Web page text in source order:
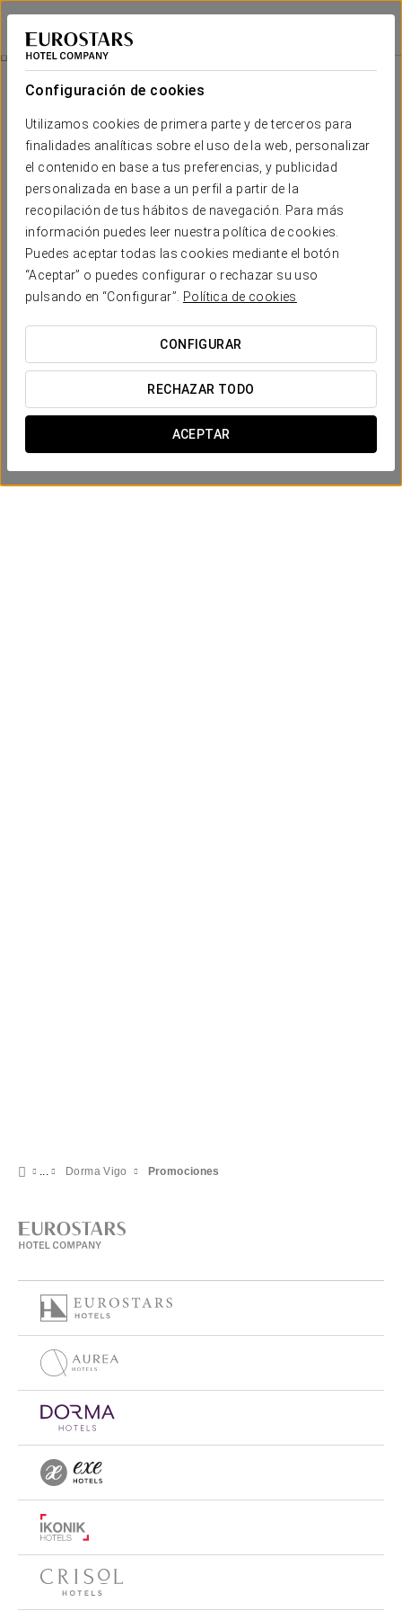
Configuración de cookies
Utilizamos cookies de primera parte y de terceros para
finalidades analíticas sobre el uso de la web, personalizar
el contenido en base a tus preferencias, y publicidad
personalizada en base a un perfil a partir de la
recopilación de tus hábitos de navegación. Para más
información puedes leer nuestra política de cookies.
Puedes aceptar todas las cookies mediante el botón
“Aceptar” o puedes configurar o rechazar su uso
pulsando en “Configurar”.
Política de cookies
CONFIGURAR
RECHAZAR TODO
ACEPTAR
Dorma Vigo
VIGO
Promociones
Promociones
Experiencia Peregrino
25 €
Dorma Vigo Promociones